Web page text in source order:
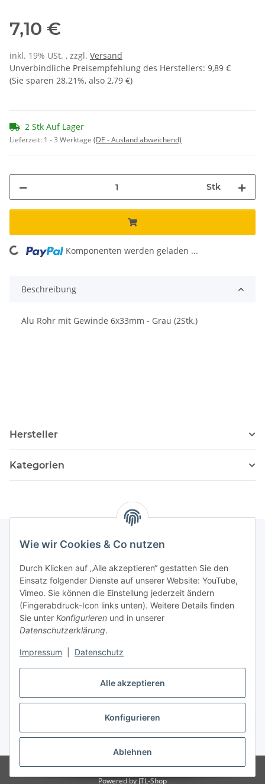
Alle akzeptieren
Konfigurieren
Ablehnen
Wie wir Cookies & Co nutzen
Durch Klicken auf „Alle akzeptieren“ gestatten Sie den
Einsatz folgender Dienste auf unserer Website: YouTube,
Vimeo. Sie können die Einstellung jederzeit ändern
(Fingerabdruck-Icon links unten). Weitere Details finden
Sie unter Konfigurieren und in unserer
Datenschutzerklärung.
Impressum Datenschutz
7,10 €
inkl. 19% USt. , zzgl. Versand
Unverbindliche Preisempfehlung des Herstellers: 9,89 €
(Sie sparen 28.21%, also 2,79 €)
2 Stk Auf Lager
Lieferzeit: 1 - 3 Werktage (DE - Ausland abweichend)
Stk
Loading... Komponenten werden geladen ...
Beschreibung
Alu Rohr mit Gewinde 6x33mm - Grau (2Stk.)
Hersteller
Kategorien
Informationen
036204. 803903
Achtung!!!
16:00 – 19:00 Uhr
Vertrag widerrufen
* Alle Preise inkl. gesetzlicher USt., zzgl.Versand
© RC-High Performance
Irrtümer und Änderungen vorbehalten
Powered byJTL-Shop